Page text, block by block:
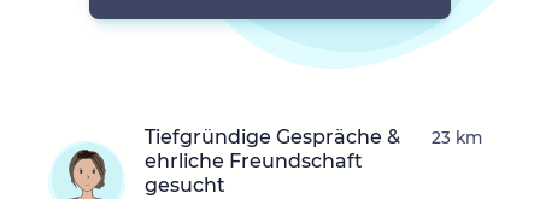
Tiefgründige Gespräche &
ehrliche Freundschaft
gesucht
23 km